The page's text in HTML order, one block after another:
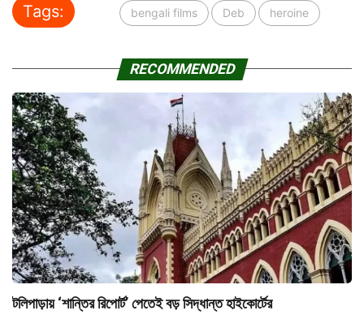
Tags: bengali films Deb heroine
RECOMMENDED
টলিপাড়ায় ‘শান্তির রিপোর্ট’ পেতেই বড় সিদ্ধান্ত হাইকোর্টের